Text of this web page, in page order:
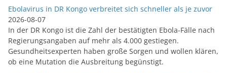
Ebolavirus in DR Kongo verbreitet sich schneller als je zuvor
2026-08-07
In der DR Kongo ist die Zahl der bestätigten Ebola-Fälle nach
Regierungsangaben auf mehr als 4.000 gestiegen.
Gesundheitsexperten haben große Sorgen und wollen klären,
ob eine Mutation die Ausbreitung begünstigt.